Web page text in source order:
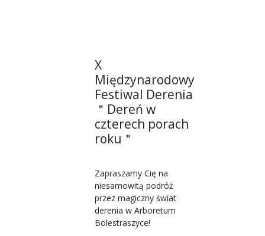
X
Międzynarodowy
Festiwal Derenia
＂Dereń w
czterech porach
roku＂
Zapraszamy Cię na
niesamowitą podróż
przez magiczny świat
derenia w Arboretum
Bolestraszyce!